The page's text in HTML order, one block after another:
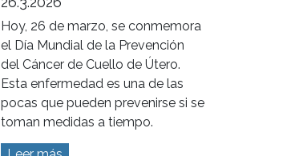
Día Mundial de la